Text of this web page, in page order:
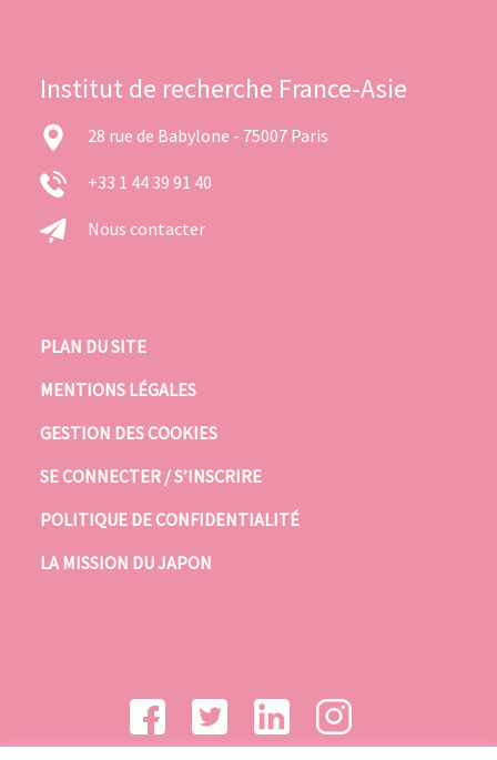
Institut de recherche France-Asie
28 rue de Babylone - 75007 Paris
+33 1 44 39 91 40
Nous contacter
PLAN DU SITE
MENTIONS LÉGALES
GESTION DES COOKIES
SE CONNECTER / S’INSCRIRE
POLITIQUE DE CONFIDENTIALITÉ
LA MISSION DU JAPON